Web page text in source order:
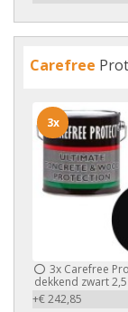
Carefree
3x Carefree
dekkend zwart
+€ 242,85
3x